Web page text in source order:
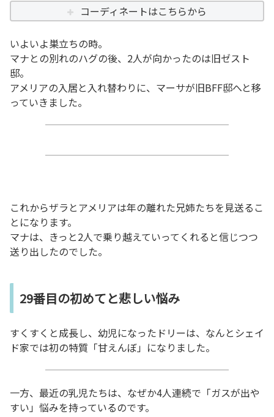
コーディネートはこちらから
いよいよ巣立ちの時。
マナとの別れのハグの後、2人が向かったのは旧ゼスト
邸。
アメリアの入居と入れ替わりに、マーサが旧BFF邸へと移
っていきました。
これからザラとアメリアは年の離れた兄姉たちを見送るこ
とになります。
マナは、きっと2人で乗り越えていってくれると信じつつ
送り出したのでした。
29番目の初めてと悲しい悩み
すくすくと成長し、幼児になったドリーは、なんとシェイ
ド家では初の特質「甘えんぼ」になりました。
一方、最近の乳児たちは、なぜか4人連続で「ガスが出や
すい」悩みを持っているのです。